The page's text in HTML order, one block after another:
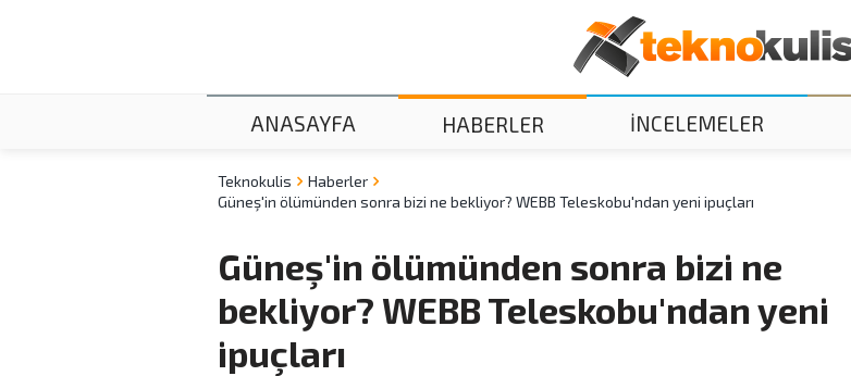
ANASAYFA HABERLER İNCELEMELER
Teknokulis
Haberler
Güneş'in ölümünden sonra bizi ne bekliyor? WEBB Teleskobu'ndan yeni ipuçları
Güneş'in ölümünden sonra bizi ne
bekliyor? WEBB Teleskobu'ndan yeni
ipuçları